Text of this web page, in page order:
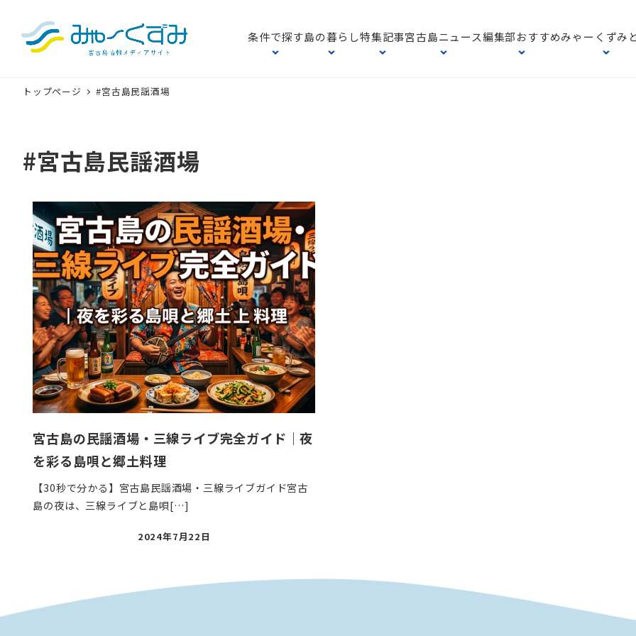
条件で探す島の暮らし特集記事宮古島ニュース編集部おすすめみゃーくずみ
トップページ #宮古島民謡酒場
#宮古島民謡酒場
宮古島の民謡酒場・三線ライブ完全ガイド｜夜
を彩る島唄と郷土料理
【30秒で分かる】宮古島民謡酒場・三線ライブガイド宮古
島の夜は、三線ライブと島唄[…]
投
2024年7月22日